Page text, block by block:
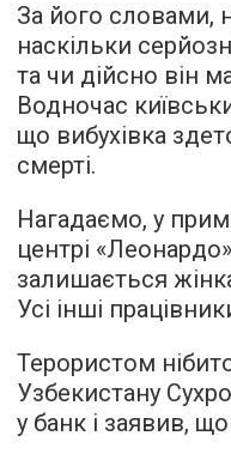
За його словами,
наскільки
та чи дійсно він
Водночас
що вибухівка
смерті.
Нагадаємо, у
центрі
залишається
Усі інші
Терористом
Узбекистану
у банк і заявив,